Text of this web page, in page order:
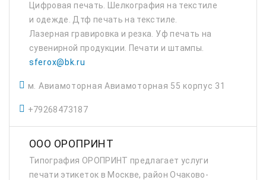
Цифровая печать. Шелкография на текстиле
и одежде. Дтф печать на текстиле.
Лазерная гравировка и резка. Уф печать на
сувенирной продукции. Печати и штампы.
sferox@bk.ru
м. Авиамоторная Авиамоторная 55 корпус 31
+79268473187
ООО ОРОПРИНТ
Типография ОРОПРИНТ предлагает услуги
печати этикеток в Москве, район Очаково-